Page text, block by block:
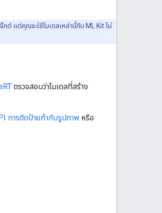
กต์ แต่คุณจะใช้โมเดลเหล่านี้กับ ML Kit ไม่
ตรวจสอบว่าโมเดลที่สร้าง
การติดป้ายกำกับรูปภาพ หรือ